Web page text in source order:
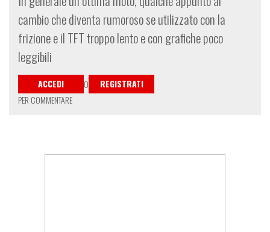
cambio che diventa rumoroso se utilizzato con la
frizione e il TFT troppo lento e con grafiche poco
leggibili
ACCEDI O
REGISTRATI
PER COMMENTARE